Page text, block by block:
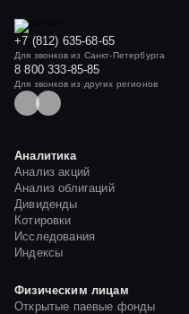
+7 (812) 635-68-65
Для звонков из Санкт-Петербурга
8 800 333-85-85
Для звонков из других регионов
Аналитика
Анализ акций
Анализ облигаций
Дивиденды
Котировки
Исследования
Индексы
Физическим лицам
Открытые паевые фонды